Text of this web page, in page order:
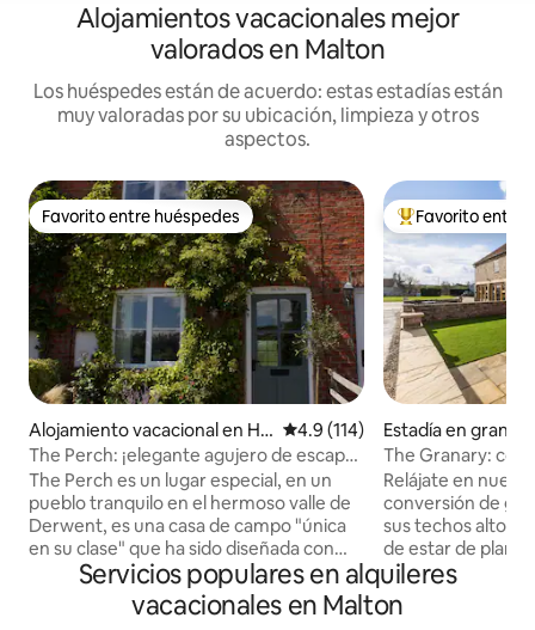
Alojamientos vacacionales mejor
valorados en Malton
Los huéspedes están de acuerdo: estas estadías están
muy valoradas por su ubicación, limpieza y otros
aspectos.
Favorito entre huéspedes
Favorito entre huéspedes
Alojamiento vacacional en Hu
ttons Ambo
Calificación promedio: 4.9 de
4.9 (114)
The Perch: ¡elegante agujero de escape
cerca del paraíso gastronómico!
The Perch es un lugar especial, en un
pueblo tranquilo en el hermoso valle de
Derwent, es una casa de campo "única
en su clase" que ha sido diseñada con
cuidado para ofrecer a los huéspedes
más exigentes un lugar único para
relajarse y descansar. Los visitantes de
Favorito entre
Favorito entre
Estadía en granja
The Granary:
lujo, solo adultos
Relájate en
conversión de
sus techos altos
de estar de
espacioso, todo
nivel. La
nuestra granja de
Servicios populares en alquileres
vacacionales en Malton